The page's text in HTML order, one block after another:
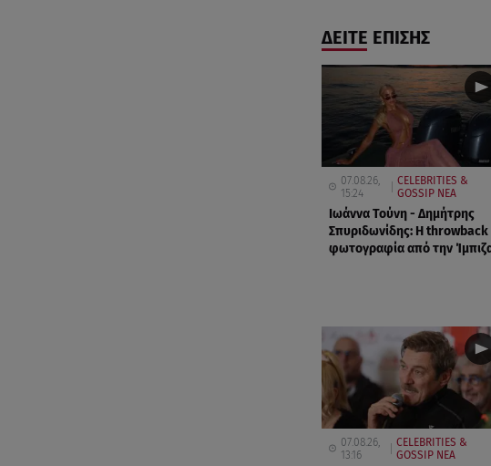
ΔΕΙΤΕ ΕΠΙΣΗΣ
07.08.26,
15:24
CELEBRITIES &
GOSSIP ΝΕΑ
Ιωάννα Τούνη - Δημήτρης
Σπυριδωνίδης: Η throwback
φωτογραφία από την
07.08.26,
13:16
CELEBRITIES &
GOSSIP ΝΕΑ